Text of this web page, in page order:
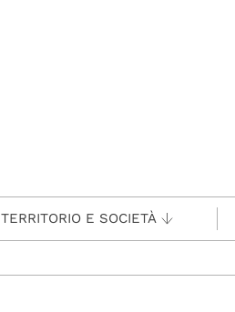
TERRITORIO E SOCIETÀ